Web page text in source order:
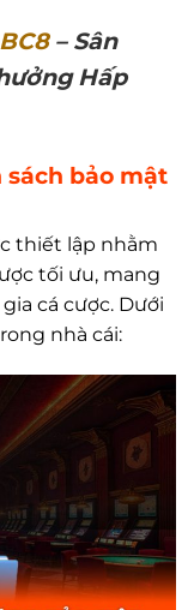
– Sân
Hấp
bảo mật
thiết lập nhằm
tối ưu, mang
cá cược. Dưới
nhà cái: